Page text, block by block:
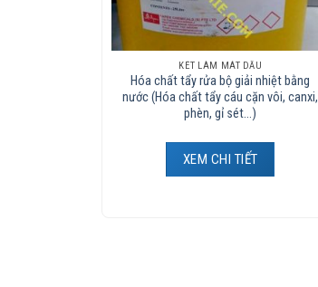
KÉT LÀM MÁT DẦU
Hóa chất tẩy rửa bộ giải nhiệt bằng
nước (Hóa chất tẩy cáu cặn vôi, canxi,
phèn, gỉ sét…)
XEM CHI TIẾT